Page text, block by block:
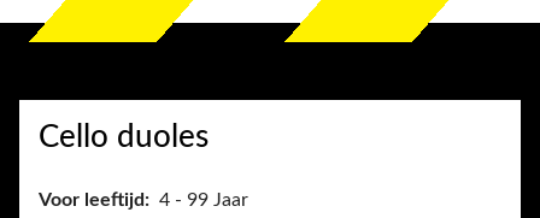
Cello duoles
Voor leeftijd: 4 - 99 Jaar